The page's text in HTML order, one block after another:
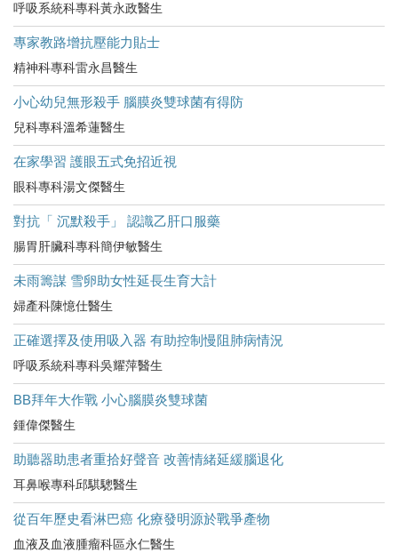
呼吸系統科專科黃永政醫生
專家教路增抗壓能力貼士
精神科專科雷永昌醫生
小心幼兒無形殺手 腦膜炎雙球菌有得防
兒科專科溫希蓮醫生
在家學習 護眼五式免招近視
眼科專科湯文傑醫生
對抗「 沉默殺手」 認識乙肝口服藥
腸胃肝臟科專科簡伊敏醫生
未雨籌謀 雪卵助女性延長生育大計
婦產科陳憶仕醫生
正確選擇及使用吸入器 有助控制慢阻肺病情況
呼吸系統科專科吳耀萍醫生
BB拜年大作戰 小心腦膜炎雙球菌
鍾偉傑醫生
助聽器助患者重拾好聲音 改善情緒延緩腦退化
耳鼻喉專科邱騏驄醫生
從百年歷史看淋巴癌 化療發明源於戰爭產物
血液及血液腫瘤科區永仁醫生